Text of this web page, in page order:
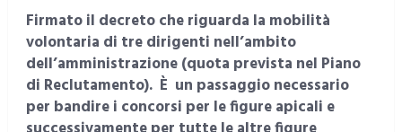
Firmato il decreto che riguarda la mobilità
volontaria di tre dirigenti nell’ambito
dell’amministrazione (quota prevista nel Piano
di Reclutamento). È un passaggio necessario
per bandire i concorsi per le figure apicali e